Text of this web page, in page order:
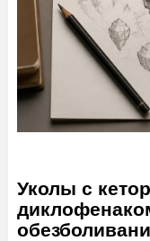
Уколы с